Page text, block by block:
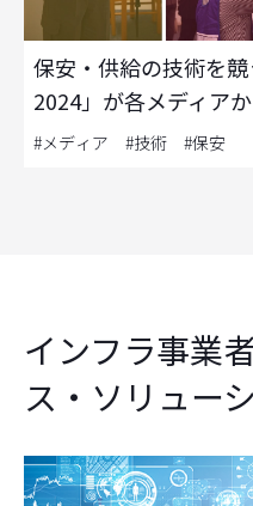
保安・供給の技術を
2024」が各メディア
#メディア #技術 #保安
インフラ事業
ス・ソリュー